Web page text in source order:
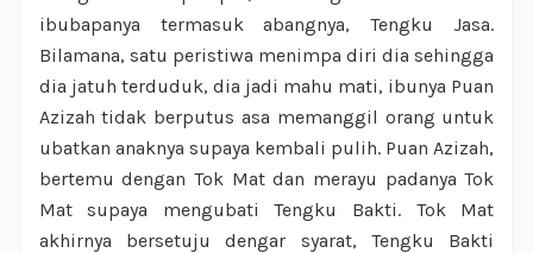
ibubapanya termasuk abangnya, Tengku Jasa.
Bilamana, satu peristiwa menimpa diri dia sehingga
dia jatuh terduduk, dia jadi mahu mati, ibunya Puan
Azizah tidak berputus asa memanggil orang untuk
ubatkan anaknya supaya kembali pulih. Puan Azizah,
bertemu dengan Tok Mat dan merayu padanya Tok
Mat supaya mengubati Tengku Bakti. Tok Mat
akhirnya bersetuju dengar syarat, Tengku Bakti